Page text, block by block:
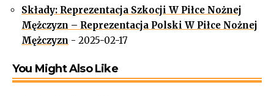
Składy: Reprezentacja Szkocji W Piłce Nożnej
Mężczyzn – Reprezentacja Polski W Piłce Nożnej
Mężczyzn - 2025-02-17
You Might Also Like